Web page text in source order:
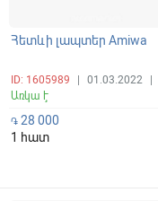
Հետևի լապտեր Amiwa
ID: 1605989 01.03.2022
Առկա է
֏ 28 000
1 հատ